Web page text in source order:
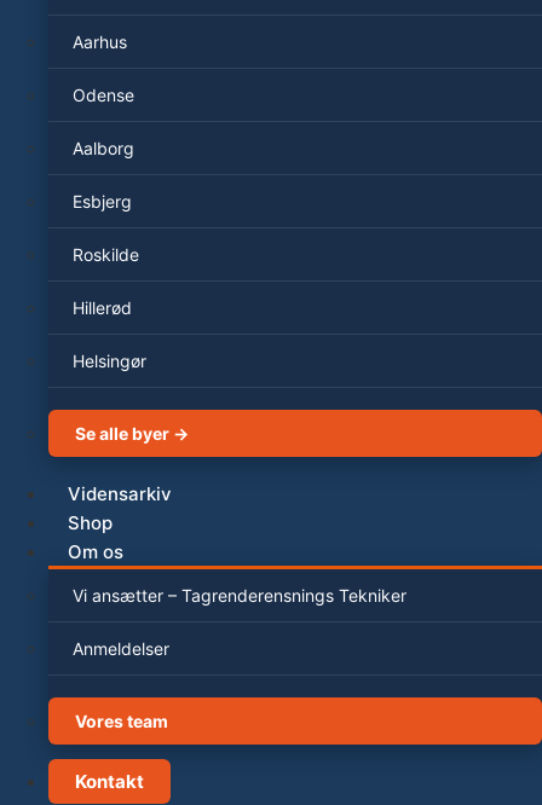
Aarhus
Odense
Aalborg
Esbjerg
Roskilde
Hillerød
Helsingør
Se alle byer →
Vidensarkiv
Shop
Om os
Vi ansætter – Tagrenderensnings Tekniker
Anmeldelser
Vores team
Kontakt